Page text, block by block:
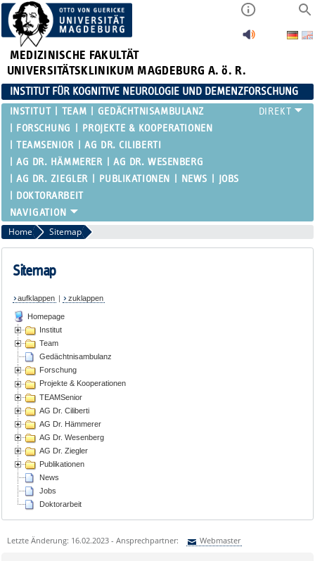
MEDIZINISCHE FAKULTÄT
UNIVERSITÄTSKLINIKUM MAGDEBURG A. ö. R.
INSTITUT FÜR KOGNITIVE NEUROLOGIE UND DEMENZFORSCHUNG
INSTITUT TEAM
GEDÄCHTNISAMBULANZ
FORSCHUNG
PROJEKTE & KOOPERATIONEN
TEAMSENIOR
AG DR. CILIBERTI
AG DR. HÄMMERER
AG DR. WESENBERG
AG DR. ZIEGLER
PUBLIKATIONEN NEWS
JOBS
DOKTORARBEIT
Home Sitemap
Sitemap
aufklappen | zuklappen
Homepage
Institut
Team
Gedächtnisambulanz
Forschung
Projekte & Kooperationen
TEAMSenior
AG Dr. Ciliberti
AG Dr. Hämmerer
AG Dr. Wesenberg
AG Dr. Ziegler
Publikationen
News
Jobs
Doktorarbeit
Letzte Änderung: 16.02.2023 - Ansprechpartner: Webmaster